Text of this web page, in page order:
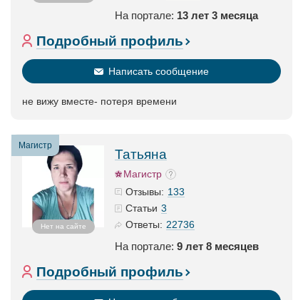
На портале: 13 лет 3 месяца
Подробный профиль
Написать сообщение
не вижу вместе- потеря времени
Магистр
Нет на сайте
Татьяна
Магистр
Отзывы: 133
Статьи 3
Ответы: 22736
На портале: 9 лет 8 месяцев
Подробный профиль